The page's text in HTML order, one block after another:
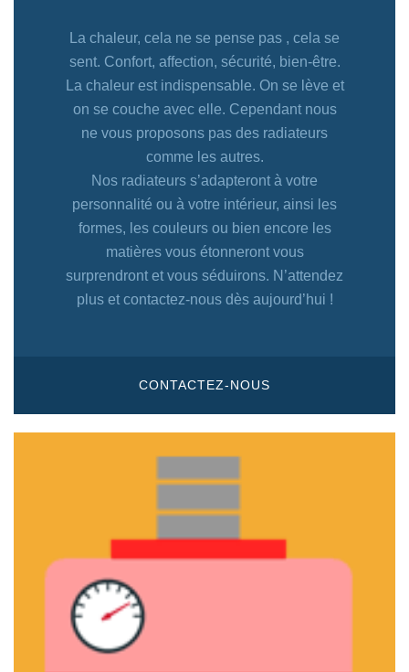
La chaleur, cela ne se pense pas , cela se
sent. Confort, affection, sécurité, bien-être.
La chaleur est indispensable. On se lève et
on se couche avec elle. Cependant nous
ne vous proposons pas des radiateurs
comme les autres.
Nos radiateurs s’adapteront à votre
personnalité ou à votre intérieur, ainsi les
formes, les couleurs ou bien encore les
matières vous étonneront vous
surprendront et vous séduirons. N’attendez
plus et contactez-nous dès aujourd’hui !
CONTACTEZ-NOUS